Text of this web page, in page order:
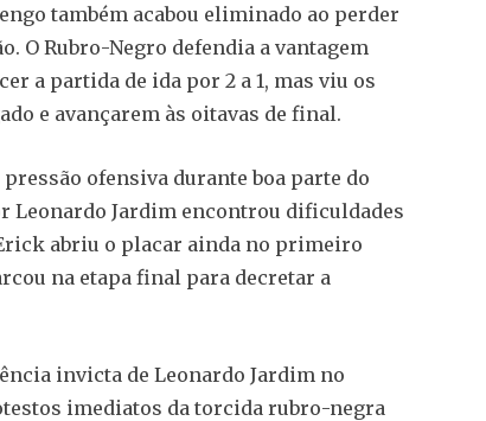
também acabou eliminado ao perder
O Rubro-Negro defendia a vantagem
a partida de ida por 2 a 1, mas viu os
e avançarem às oitavas de final.
ofensiva durante boa parte do
Leonardo Jardim encontrou dificuldades
abriu o placar ainda no primeiro
na etapa final para decretar a
invicta de Leonardo Jardim no
imediatos da torcida rubro-negra